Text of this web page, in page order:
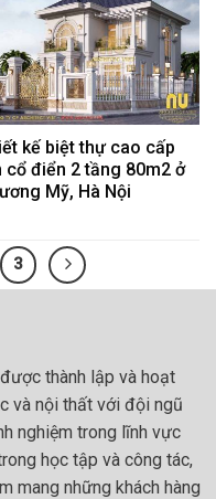
kế biệt thự cao cấp
cổ điển 2 tầng 80m2 ở
Mỹ, Hà Nội
3
thành lập và hoạt
và nội thất với đội ngũ
nghiệm trong lĩnh vực
học tập và công tác,
mang những khách hàng